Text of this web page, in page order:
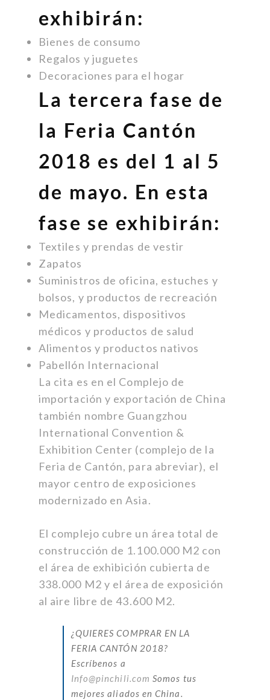
exhibirán:
Bienes de consumo
Regalos y juguetes
Decoraciones para el hogar
La tercera fase de
la Feria Cantón
2018 es del 1 al 5
de mayo. En esta
fase se exhibirán:
Textiles y prendas de vestir
Zapatos
Suministros de oficina, estuches y
bolsos, y productos de recreación
Medicamentos, dispositivos
médicos y productos de salud
Alimentos y productos nativos
Pabellón Internacional
La cita es en el Complejo de
importación y exportación de China
también nombre Guangzhou
International Convention &
Exhibition Center (complejo de la
Feria de Cantón, para abreviar), el
mayor centro de exposiciones
modernizado en Asia.
El complejo cubre un área total de
construcción de 1.100.000 M2 con
el área de exhibición cubierta de
338.000 M2 y el área de exposición
al aire libre de 43.600 M2.
¿QUIERES COMPRAR EN LA
FERIA CANTÓN 2018?
Escríbenos a
Info@pinchili.com Somos tus
mejores aliados en China.